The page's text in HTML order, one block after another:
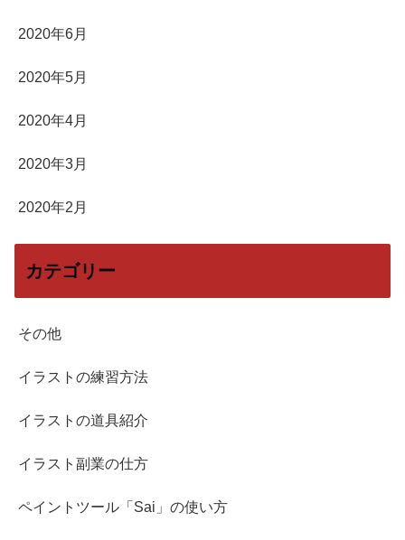
2020年6月
2020年5月
2020年4月
2020年3月
2020年2月
カテゴリー
その他
イラストの練習方法
イラストの道具紹介
イラスト副業の仕方
ペイントツール「Sai」の使い方